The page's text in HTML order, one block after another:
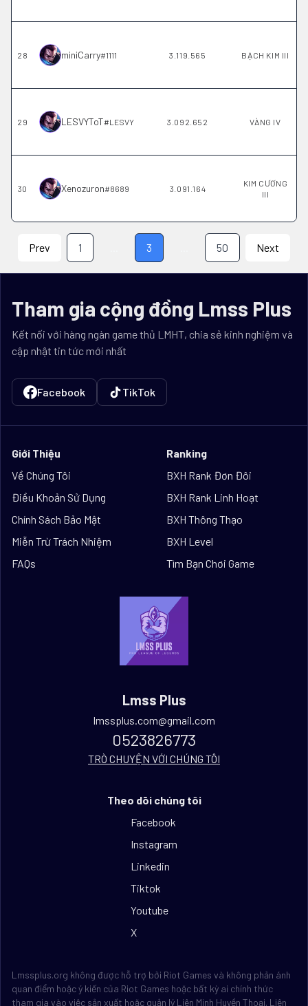
28 miniCarry#1111 3.119.565 BẠCH KIM III
29 LESVYToT#LESVY 3.092.652 VÀNG IV
30 Xenozuron#8689 3.091.164
KIM CƯƠNG
III
Prev 1 3 50 Next
Tham gia cộng đồng Lmss Plus
Kết nối với hàng ngàn game thủ LMHT, chia sẻ kinh nghiệm và
cập nhật tin tức mới nhất
Facebook TikTok
Giới Thiệu
Về Chúng Tôi
Điều Khoản Sử Dụng
Chính Sách Bảo Mật
Miễn Trừ Trách Nhiệm
FAQs
Ranking
BXH Rank Đơn Đôi
BXH Rank Linh Hoạt
BXH Thông Thạo
BXH Level
Tìm Bạn Chơi Game
Lmss Plus
lmssplus.com@gmail.com
0523826773
TRÒ CHUYỆN VỚI CHÚNG TÔI
Theo dõi chúng tôi
Facebook
Instagram
Linkedin
Tiktok
Youtube
X
Lmssplus.org không được hỗ trợ bởi Riot Games và không phản ánh
quan điểm hoặc ý kiến của Riot Games hoặc bất kỳ ai chính thức
tham gia vào việc sản xuất hoặc quản lý Liên Minh Huyền Thoại. Liên